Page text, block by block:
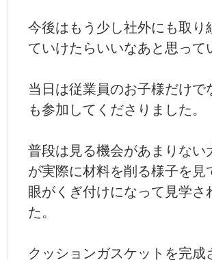
今後はもう少し社外にも取り
ていけたらいいなあと思って
当日は従業員のお子様だけで
も参加してくださりました。
普段は見る機会があまりない
が実際に材料を削る様子を見
眼がくぎ付けになって見学さ
た。
クッションガスケットを完成